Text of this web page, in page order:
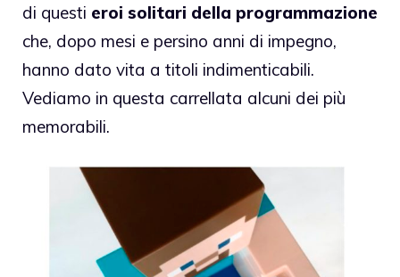
di questi eroi solitari della programmazione
che, dopo mesi e persino anni di impegno,
hanno dato vita a titoli indimenticabili.
Vediamo in questa carrellata alcuni dei più
memorabili.